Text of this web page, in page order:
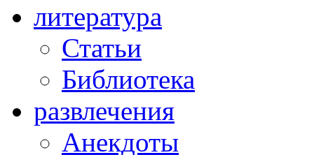
литература
Статьи
Библиотека
развлечения
Анекдоты